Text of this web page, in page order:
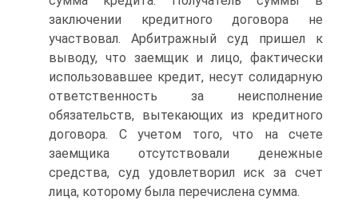
заключении кредитного договора не
участвовал. Арбитражный суд пришел к
выводу, что заемщик и лицо, фактически
использовавшее кредит, несут солидарную
ответственность за неисполнение
обязательств, вытекающих из кредитного
договора. С учетом того, что на счете
заемщика отсутствовали денежные
средства, суд удовлетворил иск за счет
лица, которому была перечислена сумма.